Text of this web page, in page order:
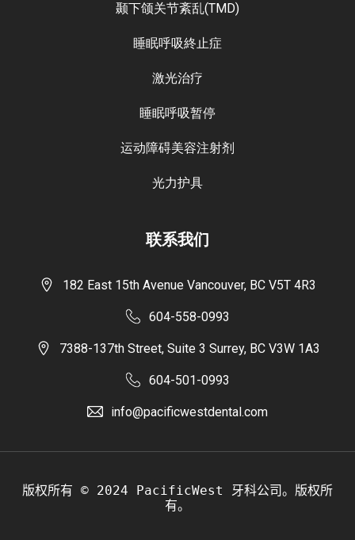
颞下颌关节紊乱(TMD)
睡眠呼吸終止症
激光治疗
睡眠呼吸暂停
运动障碍美容注射剂
光力护具
联系我们
182 East 15th Avenue Vancouver, BC V5T 4R3
604-558-0993
7388-137th Street, Suite 3 Surrey, BC V3W 1A3
604-501-0993
info@pacificwestdental.com
版权所有 © 2024 PacificWest 牙科公司。版权所
有。